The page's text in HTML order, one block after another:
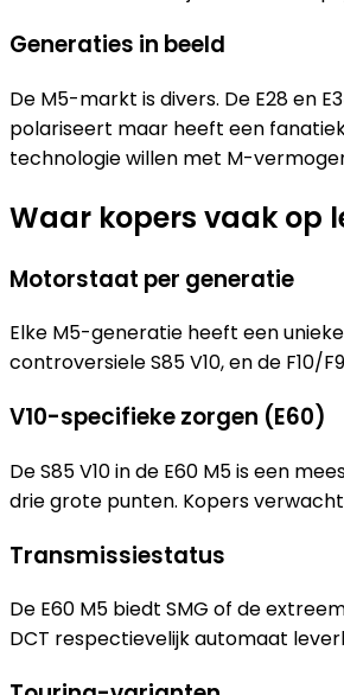
Generaties in beeld
De M5-markt is divers. De E28 en
polariseert maar heeft een
technologie willen met M-
Waar kopers vaak op
Motorstaat per generatie
Elke M5-generatie heeft een
controversiele S85 V10, en de
V10-specifieke zorgen (E60)
De S85 V10 in de E60 M5 is een
drie grote punten. Kopers
Transmissiestatus
De E60 M5 biedt SMG of de
DCT respectievelijk automaat